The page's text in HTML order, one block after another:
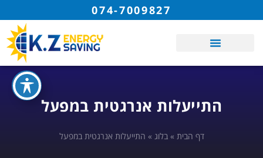
074-7009827
התייעלות אנרגטית במפעל
דף הבית »בלוג » התייעלות אנרגטית במפעל